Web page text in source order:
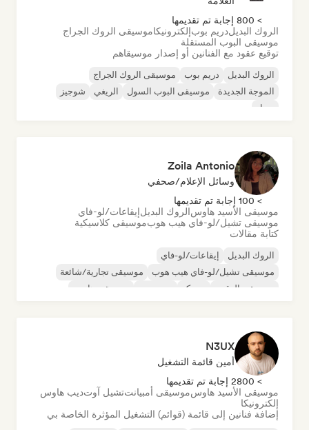
> 800 إجابة تم تقديمها
الروك البديلدريم بوبإلكترونيكاموسيقى الروك الجراج
موسيقى البوب المستقلة
توقيع عقود مع الفنانين أو إصدار موسيقاهم
الروك البديل دريم بوب
موسيقى الروك الجراج
الموجة الجديدة
موسيقى البوب السول الريغي
شوجيز
سول
Zoila Antonio
وسائل الإعلام/صحفي
> 100 إجابة تم تقديمها
موسيقى الأسيد هاوسالروك البديلإيقاعات/لو-فاي
موسيقى تشيل/لو-فاي هيب هوبموسيقى كلاسيكية
كتابة مقالات
الروك البديل
إيقاعات/لو-فاي
موسيقى تشيل/لو-فاي هيب هوب
موسيقى تجارية/شائعة
موسيقى الرقص
ديسكو موسيقى هاوس
N3UX
أمين قائمة التشغيل
> 2800 إجابة تم تقديمها
موسيقى الأسيد هاوسموسيقى أمبيانتتشيل آوتديب هاوس
إلكترونيكا
إضافة فنانين إلى قائمة (قوائم) التشغيل المؤثرة الخاصة بي